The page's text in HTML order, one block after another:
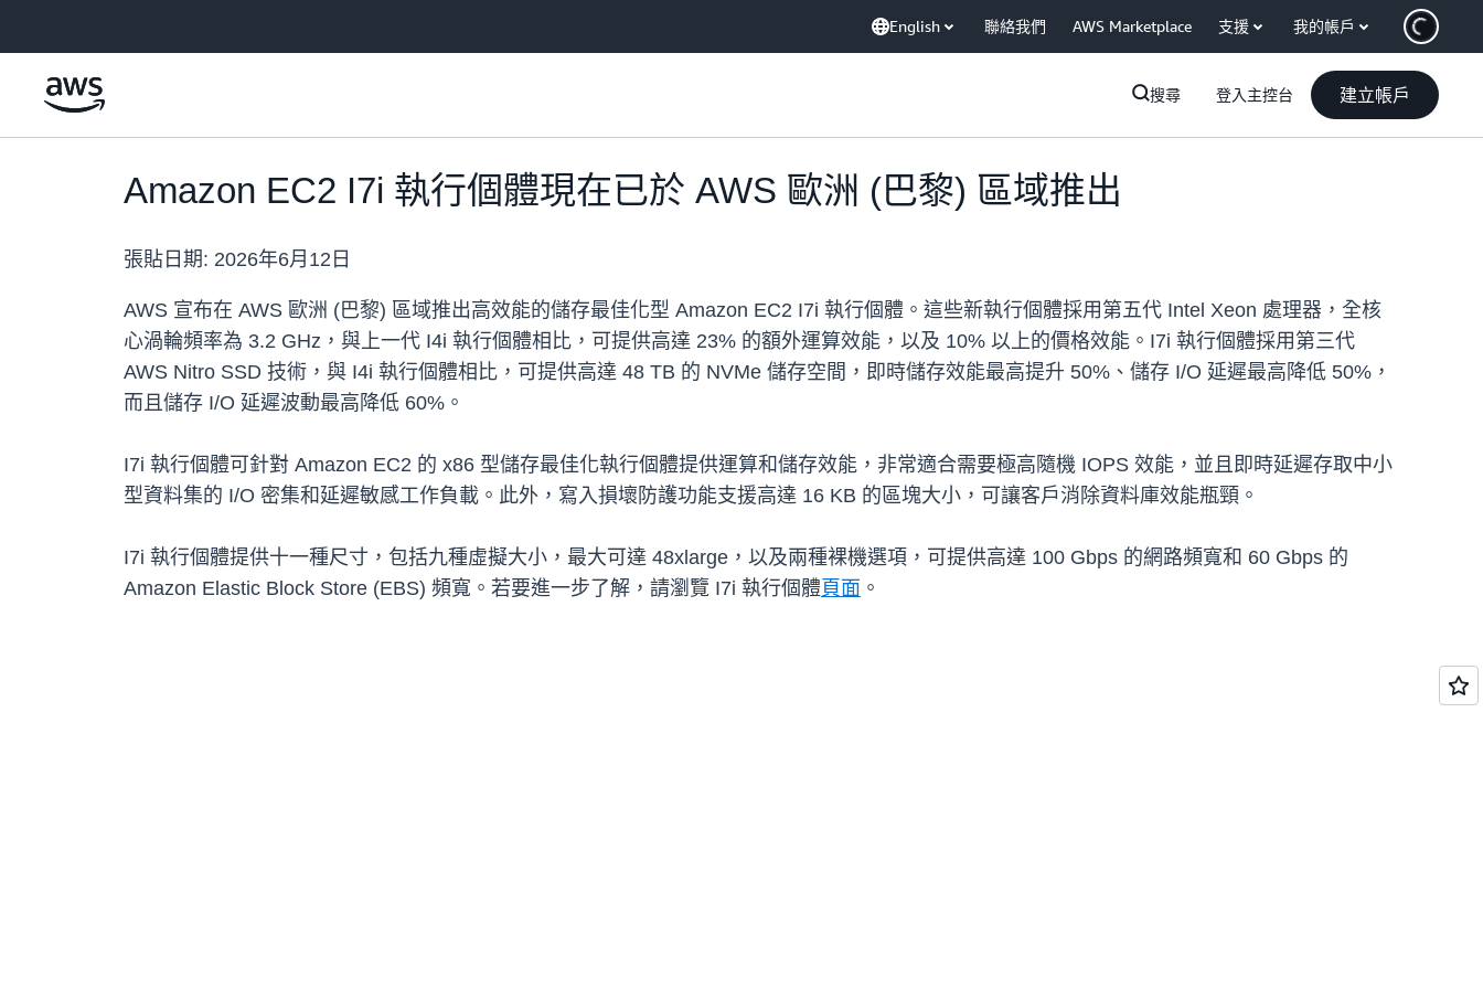
English 聯絡我們 AWS Marketplace 支援 我的帳戶
搜尋 登入主控台 建立帳戶
Amazon EC2 I7i 執行個體現在已於 AWS 歐洲 (巴黎) 區域推出
張貼日期: 2026年6月12日
AWS 宣布在 AWS 歐洲 (巴黎) 區域推出高效能的儲存最佳化型 Amazon EC2 I7i 執行個體。這些新執行個體採用第五代 Intel Xeon 處理器，全核
心渦輪頻率為 3.2 GHz，與上一代 I4i 執行個體相比，可提供高達 23% 的額外運算效能，以及 10% 以上的價格效能。I7i 執行個體採用第三代
AWS Nitro SSD 技術，與 I4i 執行個體相比，可提供高達 48 TB 的 NVMe 儲存空間，即時儲存效能最高提升 50%、儲存 I/O 延遲最高降低 50%，
而且儲存 I/O 延遲波動最高降低 60%。
I7i 執行個體可針對 Amazon EC2 的 x86 型儲存最佳化執行個體提供運算和儲存效能，非常適合需要極高隨機 IOPS 效能，並且即時延遲存取中小
型資料集的 I/O 密集和延遲敏感工作負載。此外，寫入損壞防護功能支援高達 16 KB 的區塊大小，可讓客戶消除資料庫效能瓶頸。
I7i 執行個體提供十一種尺寸，包括九種虛擬大小，最大可達 48xlarge，以及兩種裸機選項，可提供高達 100 Gbps 的網路頻寬和 60 Gbps 的
Amazon Elastic Block Store (EBS) 頻寬。若要進一步了解，請瀏覽 I7i 執行個體 頁面 。